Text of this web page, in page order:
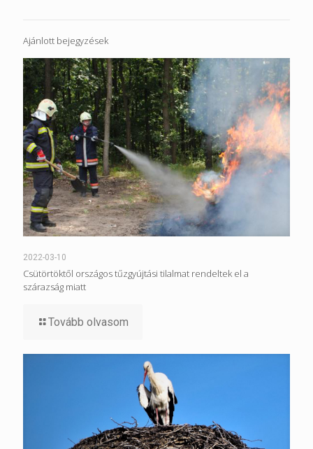
Ajánlott bejegyzések
2022-03-10
Csütörtöktől országos tűzgyújtási tilalmat rendeltek el a
szárazság miatt
Tovább olvasom